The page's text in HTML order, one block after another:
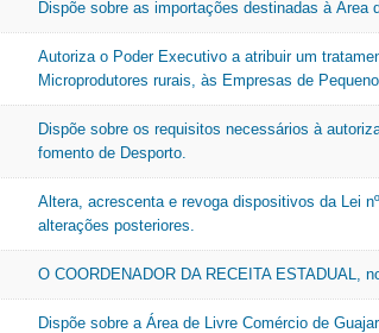
Nota Legal
O
Organograma
Outros
Dispõe sobre as importações destinadas à Área
Autoriza o Poder Executivo a atribuir um
Microprodutores rurais, às Empresas de
Dispõe sobre os requisitos necessários à
fomento de Desporto.
Altera, acrescenta e revoga dispositivos da Lei
alterações posteriores.
O COORDENADOR DA RECEITA ESTADUAL,
Dispõe sobre a Área de Livre Comércio de